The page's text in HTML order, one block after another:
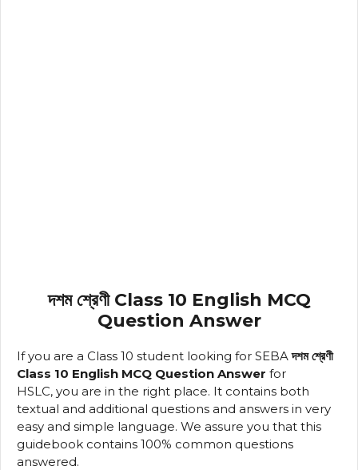
দশম শ্রেণী Class 10 English MCQ
Question Answer
If you are a Class 10 student looking for SEBAদশম শ্রেণী
Class 10 English MCQ Question Answer for
HSLC, you are in the right place. It contains both
textual and additional questions and answers in very
easy and simple language. We assure you that this
guidebook contains 100% common questions
answered.